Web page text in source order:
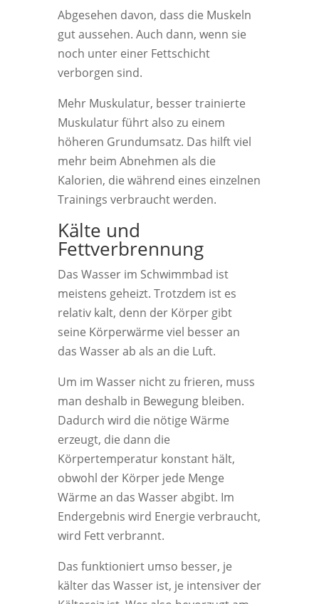
Abgesehen davon, dass die Muskeln
gut aussehen. Auch dann, wenn sie
noch unter einer Fettschicht
verborgen sind.
Mehr Muskulatur, besser trainierte
Muskulatur führt also zu einem
höheren Grundumsatz. Das hilft viel
mehr beim Abnehmen als die
Kalorien, die während eines einzelnen
Trainings verbraucht werden.
Kälte und
Fettverbrennung
Das Wasser im Schwimmbad ist
meistens geheizt. Trotzdem ist es
relativ kalt, denn der Körper gibt
seine Körperwärme viel besser an
das Wasser ab als an die Luft.
Um im Wasser nicht zu frieren, muss
man deshalb in Bewegung bleiben.
Dadurch wird die nötige Wärme
erzeugt, die dann die
Körpertemperatur konstant hält,
obwohl der Körper jede Menge
Wärme an das Wasser abgibt. Im
Endergebnis wird Energie verbraucht,
wird Fett verbrannt.
Das funktioniert umso besser, je
kälter das Wasser ist, je intensiver der